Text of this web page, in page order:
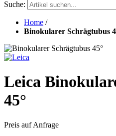
Suche:
Home /
Binokularer Schrägtubus
Leica
45°
Preis auf Anfrage